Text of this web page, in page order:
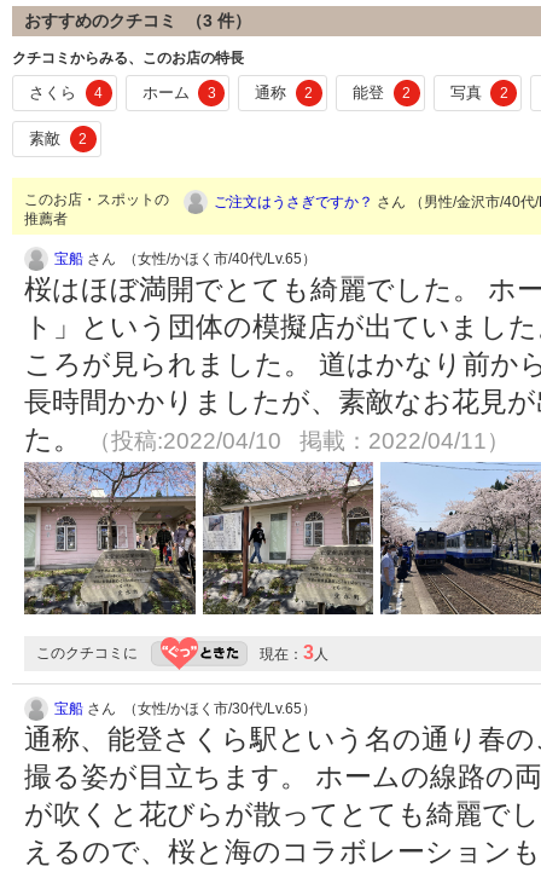
おすすめのクチコミ （3 件）
クチコミからみる、このお店の特長
さくら 4 ホーム 3 通称 2 能登 2 写真 2
素敵 2
このお店・スポットの
推薦者
ご注文はうさぎですか？ さん （男性/金沢市/40代
宝船 さん （女性/かほく市/40代/Lv.65）
桜はほぼ満開でとても綺麗でした。 ホ
ト」という団体の模擬店が出ていまし
ころが見られました。 道はかなり前か
長時間かかりましたが、素敵なお花見
た。
（投稿:2022/04/10 掲載：2022/04/11）
このクチコミに 現在： 3人
宝船 さん （女性/かほく市/30代/Lv.65）
通称、能登さくら駅という名の通り春
撮る姿が目立ちます。 ホームの線路の
が吹くと花びらが散ってとても綺麗で
えるので、桜と海のコラボレーション